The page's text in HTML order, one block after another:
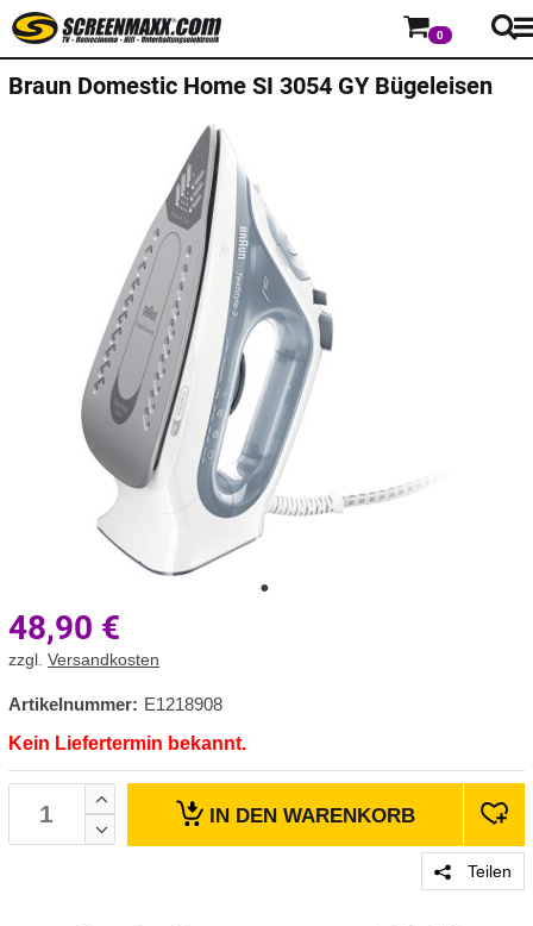
0
Braun Domestic Home SI 3054 GY Bügeleisen
48,90 €
zzgl. Versandkosten
Artikelnummer: E1218908
Kein Liefertermin bekannt.
IN DEN WARENKORB
Teilen